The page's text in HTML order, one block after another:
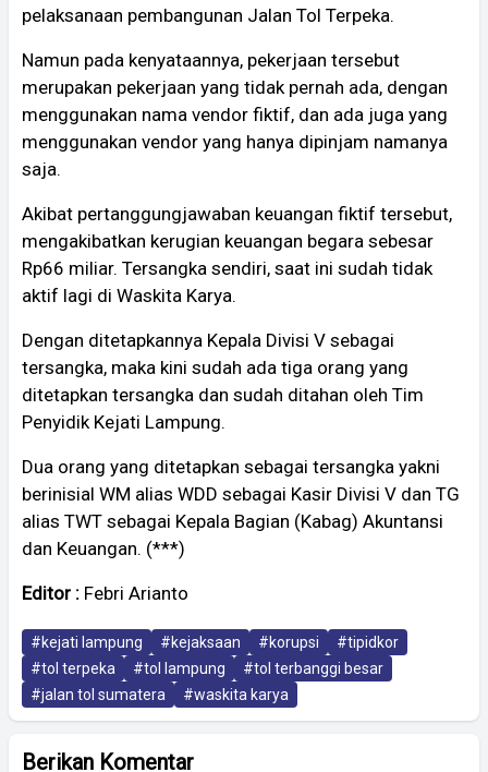
pelaksanaan pembangunan Jalan Tol Terpeka.
Namun pada kenyataannya, pekerjaan tersebut
merupakan pekerjaan yang tidak pernah ada, dengan
menggunakan nama vendor fiktif, dan ada juga yang
menggunakan vendor yang hanya dipinjam namanya
saja.
Akibat pertanggungjawaban keuangan fiktif tersebut,
mengakibatkan kerugian keuangan begara sebesar
Rp66 miliar. Tersangka sendiri, saat ini sudah tidak
aktif lagi di Waskita Karya.
Dengan ditetapkannya Kepala Divisi V sebagai
tersangka, maka kini sudah ada tiga orang yang
ditetapkan tersangka dan sudah ditahan oleh Tim
Penyidik Kejati Lampung.
Dua orang yang ditetapkan sebagai tersangka yakni
berinisial WM alias WDD sebagai Kasir Divisi V dan TG
alias TWT sebagai Kepala Bagian (Kabag) Akuntansi
dan Keuangan. (***)
Editor : Febri Arianto
#kejati lampung #kejaksaan #korupsi
#tipidkor
#tol terpeka
#tol lampung
#tol terbanggi besar
#jalan tol sumatera
#waskita karya
Berikan Komentar